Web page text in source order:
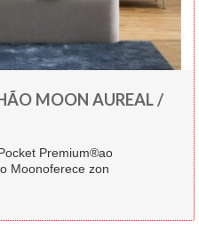
MOON AUREAL /
Premium®ao
Moonoferece zon